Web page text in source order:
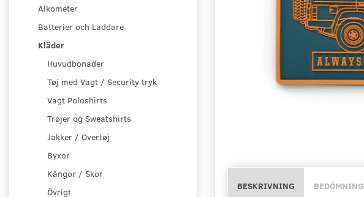
Alkometer
Batterier och Laddare
Kläder
Huvudbonader
Tøj med Vagt / Security tryk
Vagt Poloshirts
Trøjer og Sweatshirts
Jakker / Overtøj
Byxor
Kängor / Skor
Övrigt
BESKRIVNING BEDÖMNING